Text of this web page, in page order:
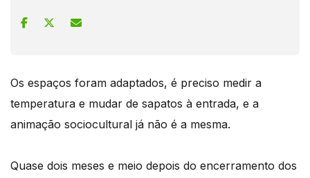
Os espaços foram adaptados, é preciso medir a
temperatura e mudar de sapatos à entrada, e a
animação sociocultural já não é a mesma.
Quase dois meses e meio depois do encerramento dos